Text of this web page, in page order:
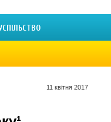
11 квiтня 2017